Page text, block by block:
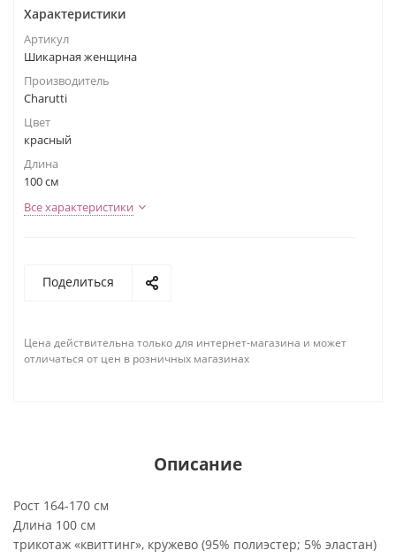
Характеристики
Артикул
Шикарная женщина
Производитель
Charutti
Цвет
красный
Длина
100 см
Все характеристики
Поделиться
Цена действительна только для интернет-магазина и может
отличаться от цен в розничных магазинах
Описание
Рост 164-170 см
Длина 100 см
трикотаж «квиттинг», кружево (95% полиэстер; 5% эластан)